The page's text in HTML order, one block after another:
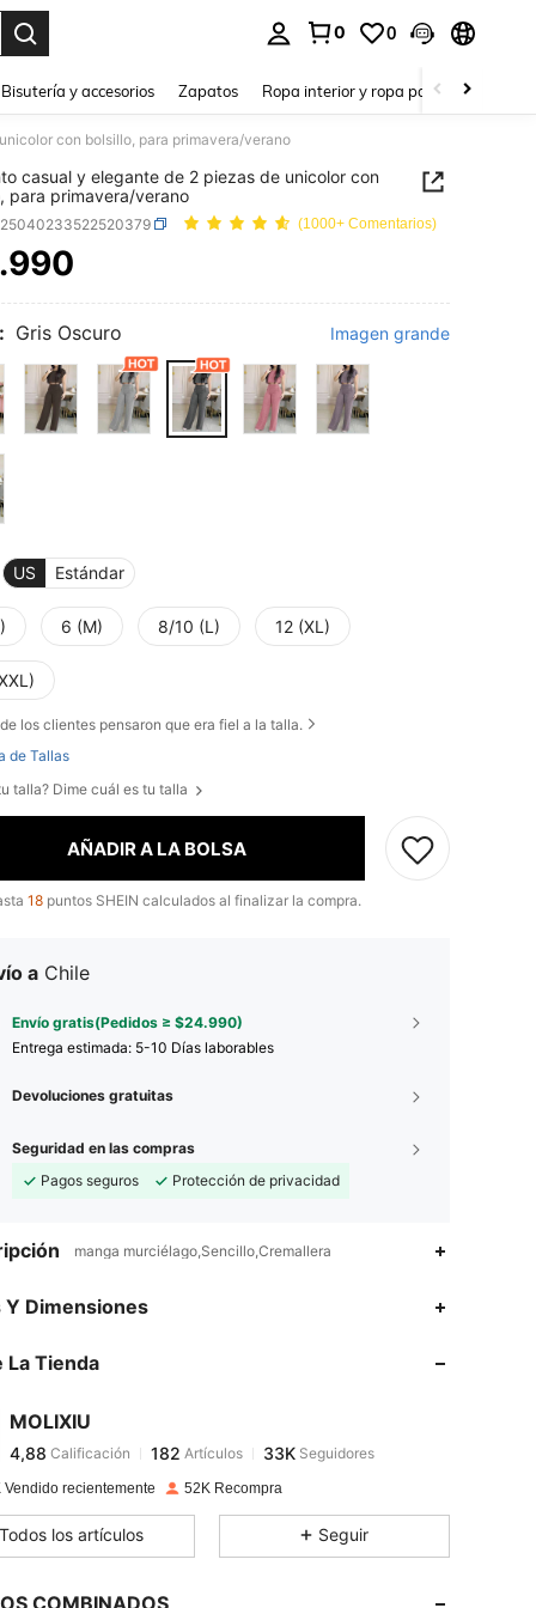
0 0
Bisutería y accesorios Zapatos Ropa interior y ropa para dormir
con bolsillo, para primavera/verano
casual y elegante de 2 piezas de unicolor con
para primavera/verano
(1000+ Comentarios)
AND AVAILABILITY
Gris Oscuro Imagen grande
US Estándar
6 (M) 8/10 (L) 12 (XL)
de los clientes pensaron que era fiel a la talla.
de Tallas
talla? Dime cuál es tu talla
AÑADIR A LA BOLSA
18 puntos SHEIN calculados al finalizar la compra.
a Chile
Envío gratis(Pedidos ≥ $24.990)
Entrega estimada: 5-10 Días laborables
Devoluciones gratuitas
Seguridad en las compras
Pagos seguros
Protección de privacidad
manga murciélago,Sencillo,Cremallera
Y Dimensiones
La Tienda
MOLIXIU
4,88
4,88 Calificación
c***6pagó Hace 1 día
Vendido recientemente 52K Recompra
Todos los artículos Seguir